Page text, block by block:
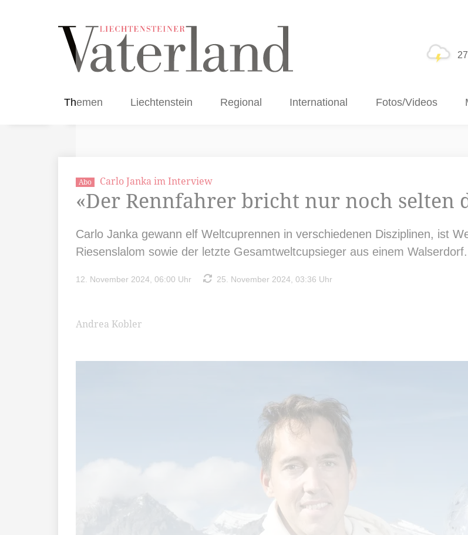
Themen Liechtenstein Regional International Fotos/Videos
Abo Carlo Janka im Interview
«Der Rennfahrer bricht nur noch selten
Carlo Janka gewann elf Weltcuprennen in verschiedenen Disziplinen, ist
Riesenslalom sowie der letzte Gesamtweltcupsieger aus einem Walserdorf.
12. November 2024, 06:00 Uhr 25. November 2024, 03:36 Uhr
Andrea Kobler